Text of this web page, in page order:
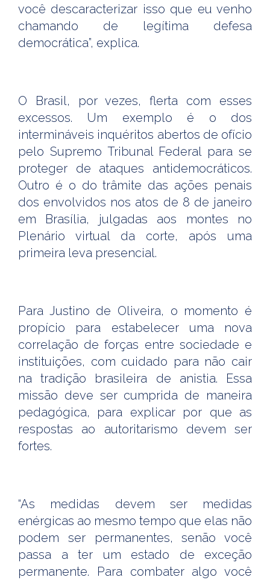
você descaracterizar isso que eu venho
chamando de legítima defesa
democrática”, explica.
O Brasil, por vezes, flerta com esses
excessos. Um exemplo é o dos
intermináveis inquéritos abertos de ofício
pelo Supremo Tribunal Federal para se
proteger de ataques antidemocráticos.
Outro é o do trâmite das ações penais
dos envolvidos nos atos de 8 de janeiro
em Brasília, julgadas aos montes no
Plenário virtual da corte, após uma
primeira leva presencial.
Para Justino de Oliveira, o momento é
propício para estabelecer uma nova
correlação de forças entre sociedade e
instituições, com cuidado para não cair
na tradição brasileira de anistia. Essa
missão deve ser cumprida de maneira
pedagógica, para explicar por que as
respostas ao autoritarismo devem ser
fortes.
“As medidas devem ser medidas
enérgicas ao mesmo tempo que elas não
podem ser permanentes, senão você
passa a ter um estado de exceção
permanente. Para combater algo você